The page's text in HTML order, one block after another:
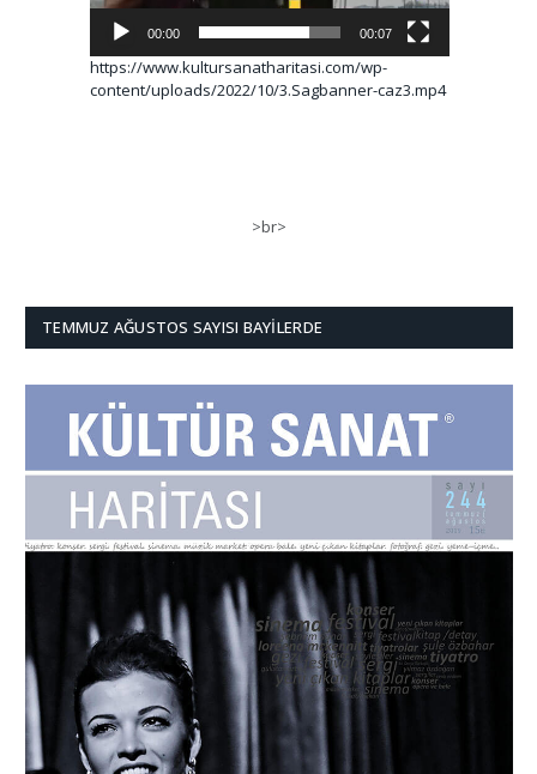
00:00 00:07
https://www.kultursanatharitasi.com/wp-
content/uploads/2022/10/3.Sagbanner-caz3.mp4
>br>
TEMMUZ AĞUSTOS SAYISI BAYILERDE